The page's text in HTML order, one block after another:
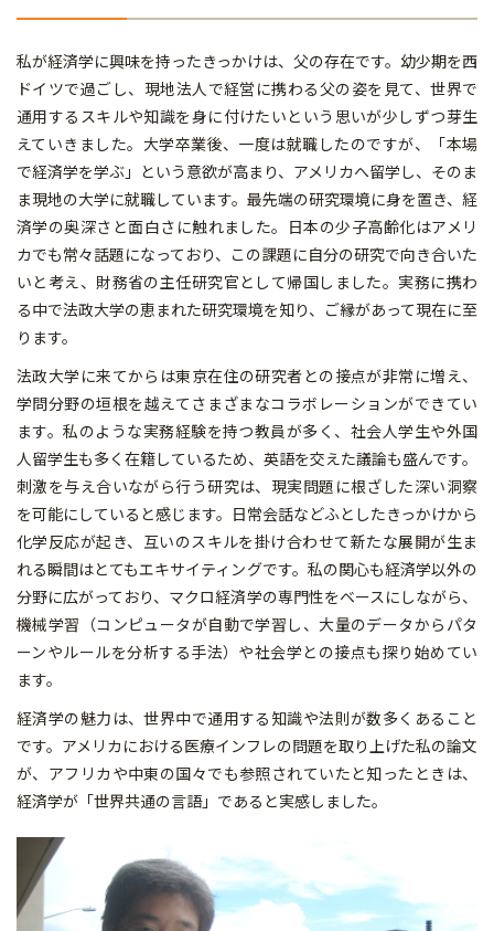
私が経済学に興味を持ったきっかけは、父の存在です。幼少期を西
ドイツで過ごし、現地法人で経営に携わる父の姿を見て、世界で
通用するスキルや知識を身に付けたいという思いが少しずつ芽生
えていきました。大学卒業後、一度は就職したのですが、「本場
で経済学を学ぶ」という意欲が高まり、アメリカへ留学し、そのま
ま現地の大学に就職しています。最先端の研究環境に身を置き、経
済学の奥深さと面白さに触れました。日本の少子高齢化はアメリ
カでも常々話題になっており、この課題に自分の研究で向き合いた
いと考え、財務省の主任研究官として帰国しました。実務に携わ
る中で法政大学の恵まれた研究環境を知り、ご縁があって現在に至
ります。
法政大学に来てからは東京在住の研究者との接点が非常に増え、
学問分野の垣根を越えてさまざまなコラボレーションができてい
ます。私のような実務経験を持つ教員が多く、社会人学生や外国
人留学生も多く在籍しているため、英語を交えた議論も盛んです。
刺激を与え合いながら行う研究は、現実問題に根ざした深い洞察
を可能にしていると感じます。日常会話などふとしたきっかけから
化学反応が起き、互いのスキルを掛け合わせて新たな展開が生ま
れる瞬間はとてもエキサイティングです。私の関心も経済学以外の
分野に広がっており、マクロ経済学の専門性をベースにしながら、
機械学習（コンピュータが自動で学習し、大量のデータからパタ
ーンやルールを分析する手法）や社会学との接点も探り始めてい
ます。
経済学の魅力は、世界中で通用する知識や法則が数多くあること
です。アメリカにおける医療インフレの問題を取り上げた私の論文
が、アフリカや中東の国々でも参照されていたと知ったときは、
経済学が「世界共通の言語」であると実感しました。